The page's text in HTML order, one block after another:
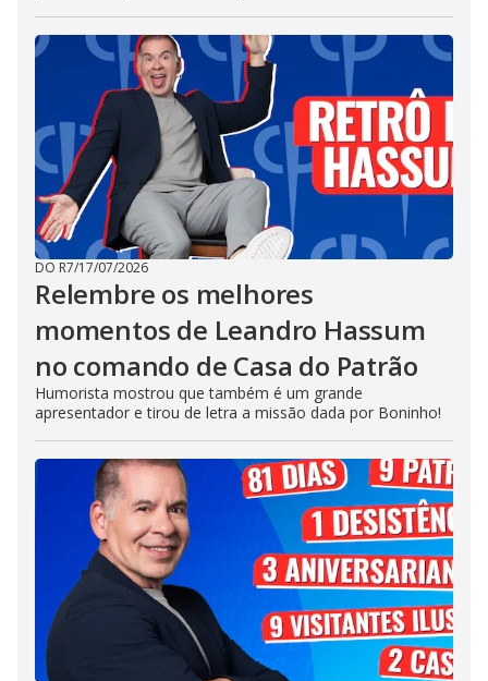
DO R7/17/07/2026
Relembre os melhores
momentos de Leandro Hassum
no comando de Casa do Patrão
Humorista mostrou que também é um grande
apresentador e tirou de letra a missão dada por Boninho!